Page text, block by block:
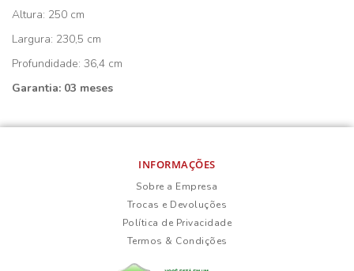
Altura: 250 cm
Largura: 230,5 cm
Profundidade: 36,4 cm
Garantia: 03 meses
INFORMAÇÕES
Sobre a Empresa
Trocas e Devoluções
Política de Privacidade
Termos & Condições